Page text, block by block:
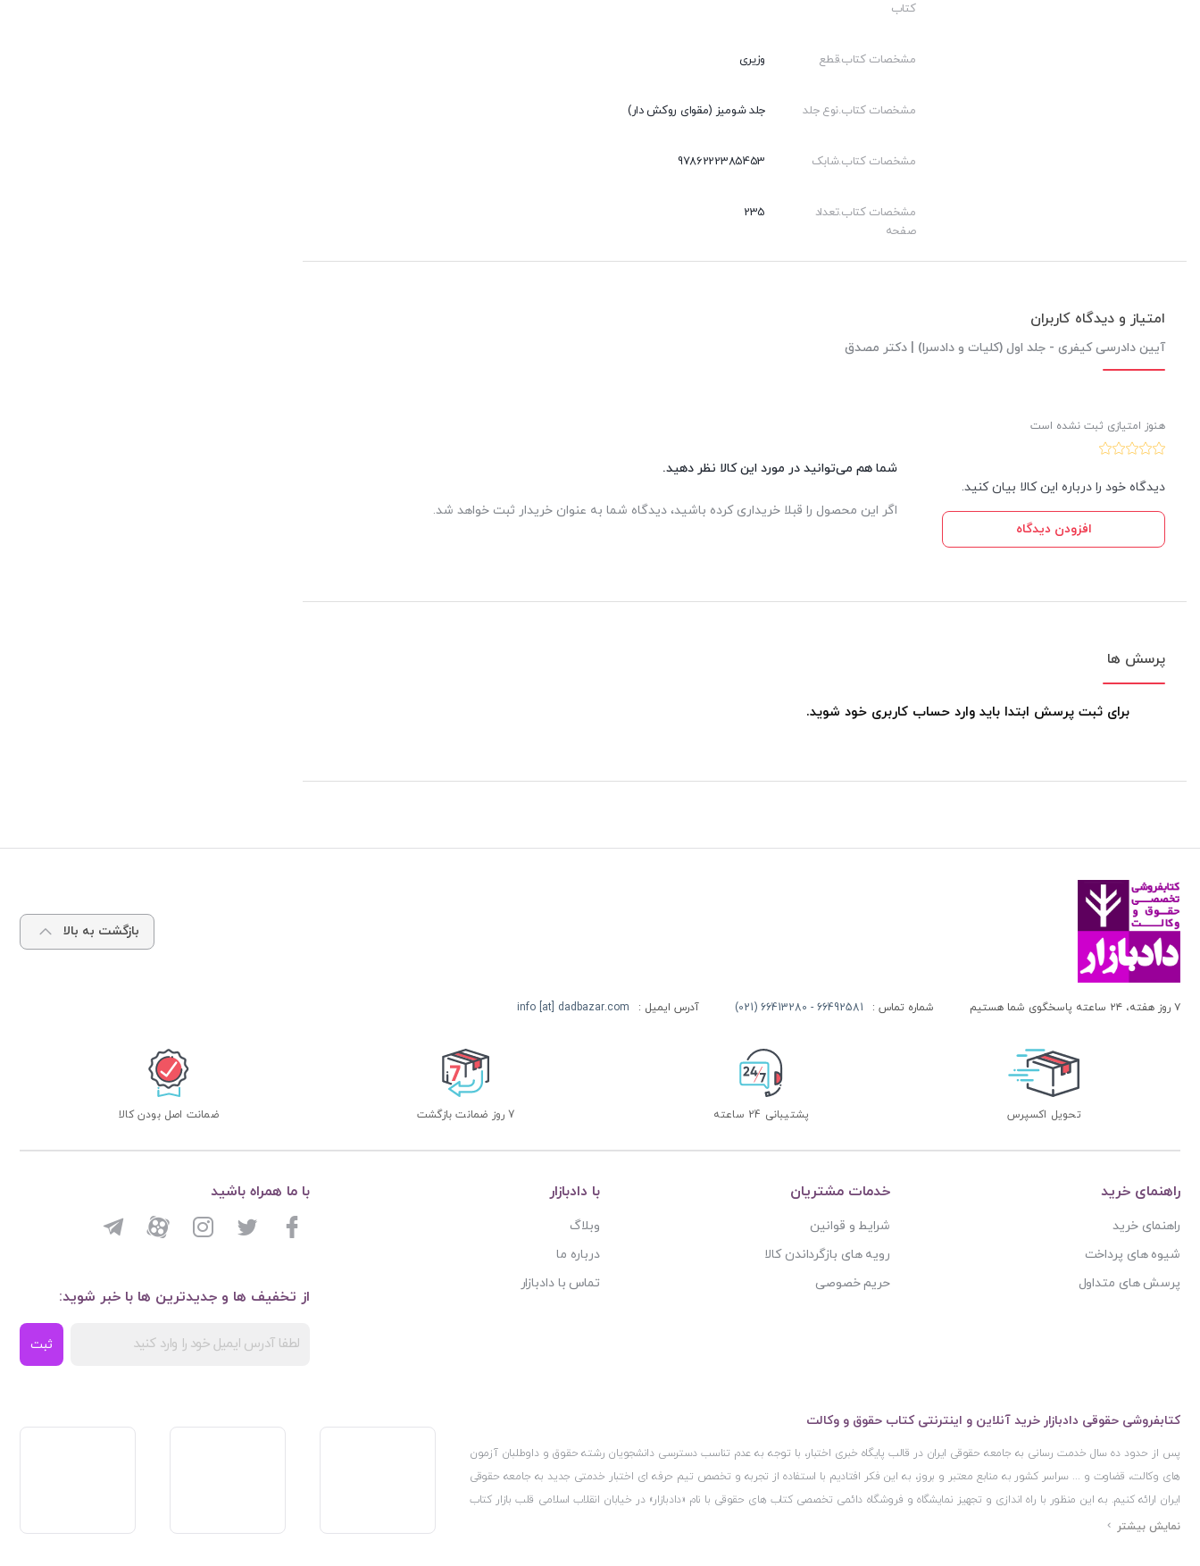
کتاب
مشخصات کتاب.قطع وزیری
مشخصات کتاب.نوع جلد جلد شومیز (مقوای روکش دار)
مشخصات کتاب.شابک 9786222385453
مشخصات کتاب.تعداد
صفحه
235
امتیاز و دیدگاه کاربران
آیین دادرسی کیفری - جلد اول (کلیات و دادسرا) | دکتر مصدق
هنوز امتیازی ثبت نشده است
دیدگاه خود را درباره این کالا بیان کنید.
افزودن دیدگاه
شما هم می‌توانید در مورد این کالا نظر دهید.
اگر این محصول را قبلا خریداری کرده باشید، دیدگاه شما به عنوان خریدار ثبت خواهد شد.
پرسش ها
برای ثبت پرسش ابتدا باید وارد حساب کاربری خود شوید.
بازگشت به بالا
۷ روز هفته، ۲۴ ساعته پاسخگوی شما هستیم شماره تماس : 66492581 - 66413280 (021) آدرس ایمیل : info [at] dadbazar.com
تحویل اکسپرس پشتیبانی 24 ساعته 7 روز ضمانت بازگشت ضمانت اصل بودن کالا
راهنمای خرید
راهنمای خرید
شیوه های پرداخت
پرسش های متداول
خدمات مشتریان
شرایط و قوانین
رویه های بازگرداندن کالا
حریم خصوصی
با دادبازار
وبلاگ
درباره ما
تماس با دادبازار
از تخفیف ها و جدیدترین ها با خبر شوید:
ثبت
با ما همراه باشید
کتابفروشی حقوقی دادبازار خرید آنلاین و اینترنتی کتاب حقوق و وکالت
پس از حدود ده سال خدمت رسانی به جامعه حقوقی ایران در قالب پایگاه خبری اختبار، با توجه به عدم تناسب دسترسی دانشجویان رشته حقوق و داوطلبان آزمون
های وکالت، قضاوت و ... سراسر کشور به منابع معتبر و بروز، به این فکر افتادیم با استفاده از تجربه و تخصص تیم حرفه ای اختبار خدمتی جدید به جامعه حقوقی
ایران ارائه کنیم. به این منظور با راه اندازی و تجهیز نمایشگاه و فروشگاه دائمی تخصصی کتاب های حقوقی با نام «دادبازار» در خیابان انقلاب اسلامی قلب بازار کتاب
ایران و اخذ مجوزهای قانونی از جمله نماد اعتماد الکترونیک از مرکز توسعه تجارت الکترونیکی وزارت صنعت، معدن و تجارت، نشان ملی ثبت رسانه های دیجیتال از